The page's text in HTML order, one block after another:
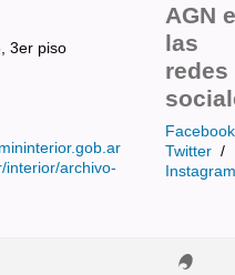
3er piso
interior/archivo-
AGN
las
redes
Facebook
Twitter /
Instagram